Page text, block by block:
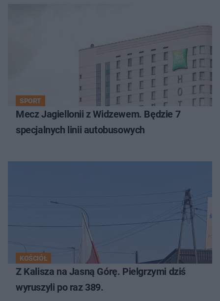
SPORT
Mecz Jagiellonii z Widzewem. Będzie 7
specjalnych linii autobusowych
KOŚCIÓŁ
Z Kalisza na Jasną Górę. Pielgrzymi dziś
wyruszyli po raz 389.